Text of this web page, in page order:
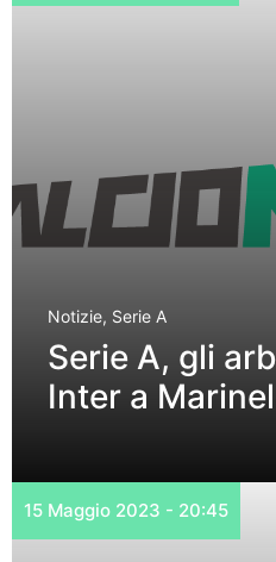
Notizie, Serie A
Serie A, gli
Inter a
15 Maggio 2023 - 20:45